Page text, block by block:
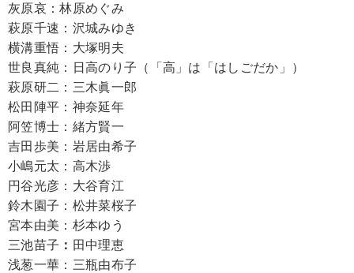
灰原哀：林原めぐみ
萩原千速：沢城みゆき
横溝重悟：大塚明夫
世良真純：日高のり子（「高」は「はしごだか」）
萩原研二：三木眞一郎
松田陣平：神奈延年
阿笠博士：緒方賢一
吉田歩美：岩居由希子
小嶋元太：高木渉
円谷光彦：大谷育江
鈴木園子：松井菜桜子
宮本由美：杉本ゆう
三池苗子 ： 田中理恵
浅葱一華：三瓶由布子